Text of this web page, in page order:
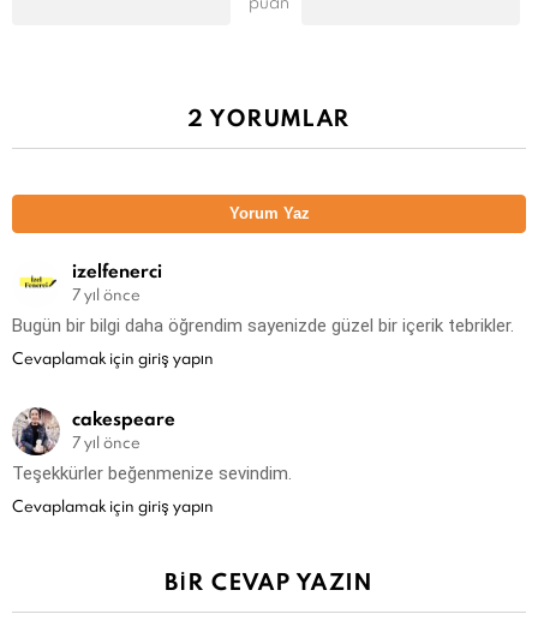
2 YORUMLAR
Yorum Yaz
izelfenerci
7 yıl önce
Bugün bir bilgi daha öğrendim sayenizde güzel bir içerik tebrikler.
Cevaplamak için giriş yapın
cakespeare
7 yıl önce
Teşekkürler beğenmenize sevindim.
Cevaplamak için giriş yapın
BIR CEVAP YAZIN